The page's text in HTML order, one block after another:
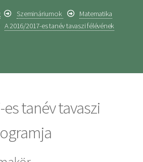
Szemináriumok
Matematika
A 2016/2017-es tanév tavaszi félévének
tanév tavaszi